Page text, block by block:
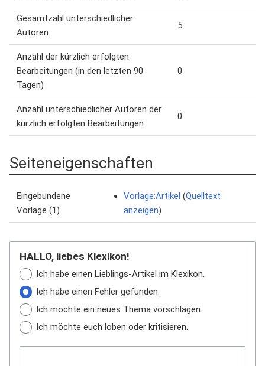
Gesamtzahl unterschiedlicher
Autoren
5
Anzahl der kürzlich erfolgten
Bearbeitungen (in den letzten 90
Tagen)
0
Anzahl unterschiedlicher Autoren der
kürzlich erfolgten Bearbeitungen
0
Seiteneigenschaften
Eingebundene
Vorlage (1)
Vorlage:Artikel (Quelltext
anzeigen)
HALLO, liebes Klexikon!
Ich habe einen Lieblings-Artikel im Klexikon.
Ich habe einen Fehler gefunden.
Ich möchte ein neues Thema vorschlagen.
Ich möchte euch loben oder kritisieren.